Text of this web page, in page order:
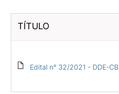
TÍTULO
Edital n° 32/2021 - DDE-CB